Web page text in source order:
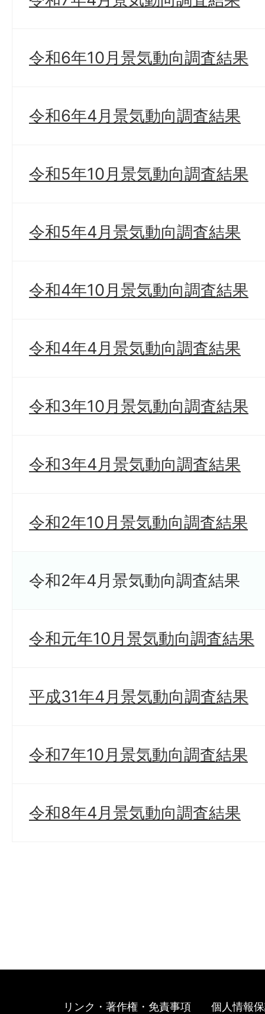
令和6年10月景気動向調査結果
令和6年4月景気動向調査結果
令和5年10月景気動向調査結果
令和5年4月景気動向調査結果
令和4年10月景気動向調査結果
令和4年4月景気動向調査結果
令和3年10月景気動向調査結果
令和3年4月景気動向調査結果
令和2年10月景気動向調査結果
令和2年4月景気動向調査結果
令和元年10月景気動向調査結果
平成31年4月景気動向調査結果
令和7年10月景気動向調査結果
令和8年4月景気動向調査結果
リンク・著作権・免責事項 個人情報